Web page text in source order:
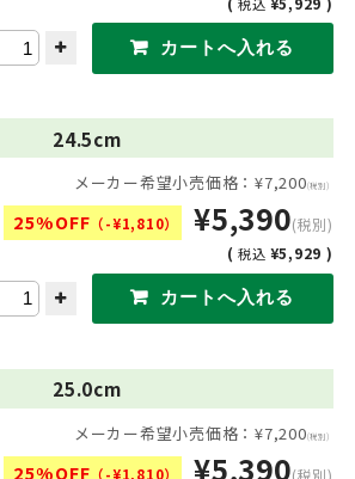
24.5cm
メーカー希望小売価格：¥7,200(税別)
25%OFF （-¥1,810） ¥5,390(税別)
(税込 ¥5,929 )
25.0cm
メーカー希望小売価格：¥7,200(税別)
25%OFF （-¥1,810） ¥5,390